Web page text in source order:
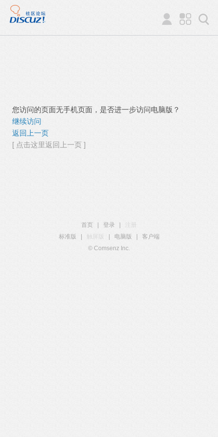
您访问的页面无手机页面，是否进一步访问电脑版？
继续访问
返回上一页
[ 点击这里返回上一页 ]
首页 登录
注册
标准版
触屏版 电脑版
客户端
© Comsenz Inc.